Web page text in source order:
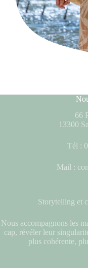
66
13300
Tél :
Mail :
Storytelling et
Nous accompagnons les
cap, révéler leur
plus cohérente,